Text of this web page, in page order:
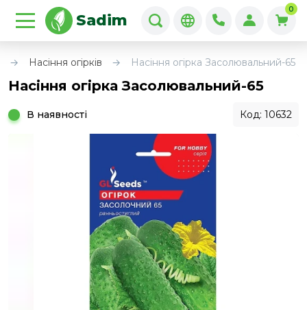
Sadim
0
Насіння огірків Насіння огірка Засолювальний-65
Насіння огірка Засолювальний-65
В наявності Код: 10632